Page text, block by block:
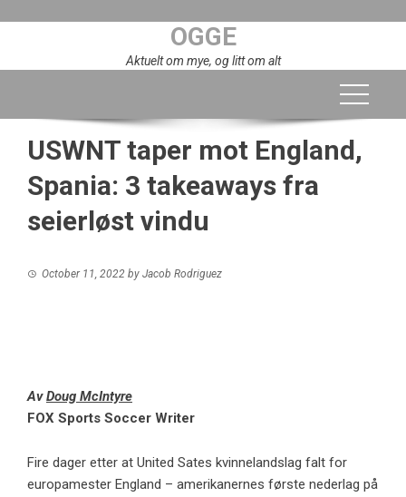
OGGE
Aktuelt om mye, og litt om alt
USWNT taper mot England,
Spania: 3 takeaways fra
seierløst vindu
October 11, 2022 by Jacob Rodriguez
AvDoug McIntyre
FOX Sports Soccer Writer
Fire dager etter at United Sates kvinnelandslag falt for
europamester England – amerikanernes første nederlag på